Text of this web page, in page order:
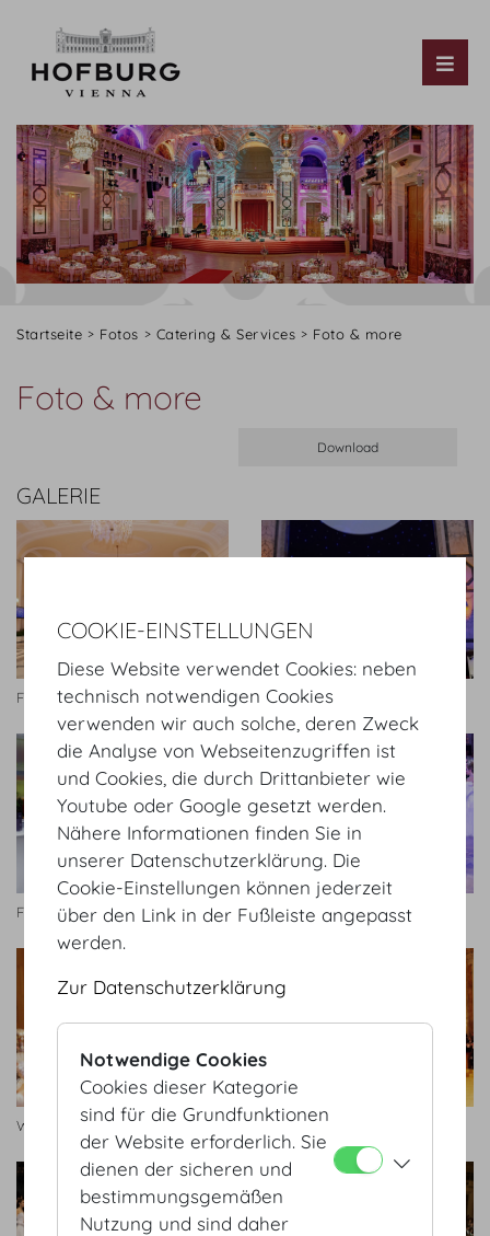
Startseite Fotos Catering & Services Foto & more
Foto & more
GALERIE
Foto Fayer Foto Fayer
Foto Fayer Foto Fayer
Wiener Ärzteball Wiener Ärzteball
COOKIE-EINSTELLUNGEN
Diese Website verwendet Cookies: neben
technisch notwendigen Cookies
verwenden wir auch solche, deren Zweck
die Analyse von Webseitenzugriffen ist
und Cookies, die durch Drittanbieter wie
Youtube oder Google gesetzt werden.
Nähere Informationen finden Sie in
unserer Datenschutzerklärung. Die
Cookie-Einstellungen können jederzeit
über den Link in der Fußleiste angepasst
werden.
Zur Datenschutzerklärung
Notwendige Cookies
Cookies dieser Kategorie
sind für die Grundfunktionen
der Website erforderlich. Sie
dienen der sicheren und
bestimmungsgemäßen
Nutzung und sind daher